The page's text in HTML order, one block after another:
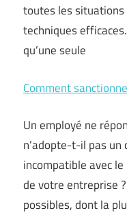
toutes les
techniques
qu’une seule
Comment
Un employé ne
n’adopte-t-il pas
incompatible avec
de votre entreprise
possibles, dont la